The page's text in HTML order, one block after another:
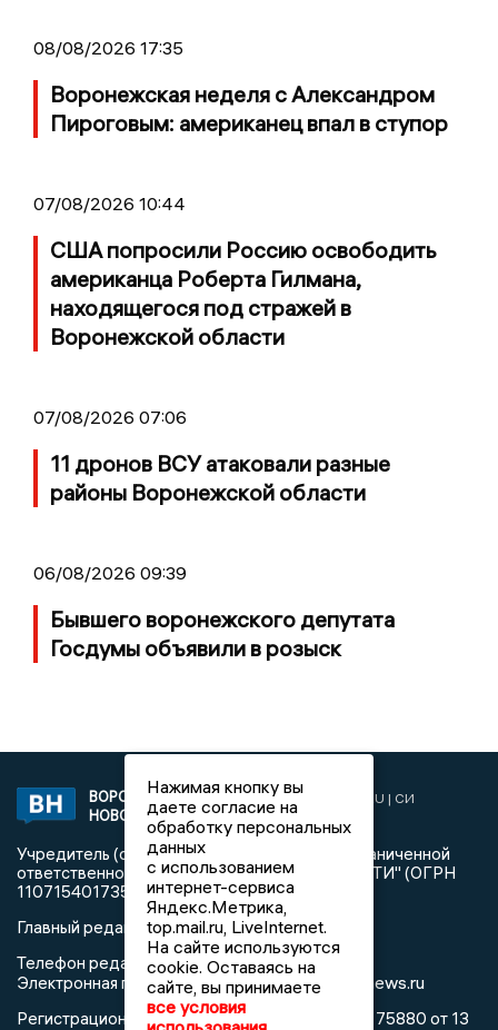
08/08/2026 17:35
Воронежская неделя с Александром
Пироговым: американец впал в ступор
07/08/2026 10:44
США попросили Россию освободить
американца Роберта Гилмана,
находящегося под стражей в
Воронежской области
07/08/2026 07:06
11 дронов ВСУ атаковали разные
районы Воронежской области
06/08/2026 09:39
Бывшего воронежского депутата
Госдумы объявили в розыск
ВОРОНЕЖСКИЕ
НОВОСТИ
2019 © VORONEZHNEWS.RU | СИ
«Воронежские новости»
Учредитель (соучредители): Общество с ограниченной
ответственностью "РЕГИОНАЛЬНЫЕ НОВОСТИ" (ОГРН
1107154017354)
Главный редактор: Пирогов А.А.
Телефон редакции: +7 (473) 262 77 92
Электронная почта редакции:info@voronezhnews.ru
Регистрационный номер: серия Эл № ФС 77 - 75880 от 13
Нажимая кнопку вы
даете согласие на
обработку персональных
данных
с использованием
интернет-сервиса
Яндекс.Метрика,
top.mail.ru, LiveInternet.
На сайте используются
cookie. Оставаясь на
сайте, вы принимаете
все условия